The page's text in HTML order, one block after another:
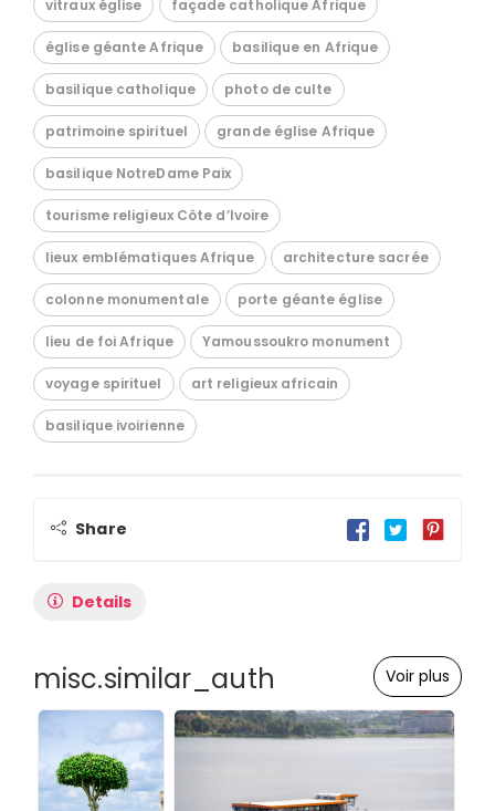
vitraux église façade catholique Afrique
église géante Afrique basilique en Afrique
basilique catholique photo de culte
patrimoine spirituel grande église Afrique
basilique NotreDame Paix
tourisme religieux Côte d’Ivoire
lieux emblématiques Afrique architecture sacrée
colonne monumentale porte géante église
lieu de foi Afrique Yamoussoukro monument
voyage spirituel art religieux africain
basilique ivoirienne
Share
Details
misc.similar_auth Voir plus